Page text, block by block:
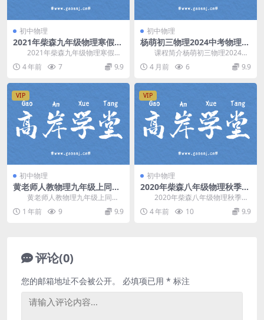
初中物理
2021年柴森九年级物理寒假班
（初三）（完结）百度网盘分
享
2021年柴森九年级物理寒假
班，完结版百度网盘初中物理课程
3.29G高清视频...
4 年前 7 9.9
初中物理
杨萌初三物理2024中考物理下
寒假尖端班(春上 A+) 百度网
盘分享
课程简介杨萌初三物理2024中
考物理下寒假尖端班(春上 A+)，开
课时间：2...
4 月前 6 9.9
VIP
初中物理
黄老师人教物理九年级上同步
精讲课(新课纲 含讲义) 百度网
盘分享
黄老师人教物理九年级上同步
精讲课(新课纲 含讲义)，本课程为
基础加拔高内容，...
1 年前 9 9.9
VIP
初中物理
2020年柴森八年级物理秋季班
（初二）（完结）百度网盘分
享
2020年柴森八年级物理秋季
班，完结版百度网盘初中物理课程1
2.2G高清视频...
4 年前 10 9.9
评论(0)
您的邮箱地址不会被公开。 必填项已用 * 标注